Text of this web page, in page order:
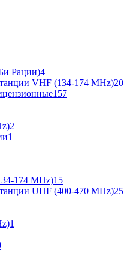
Рации)4
VHF (134-174 MHz)20
157
2
1
174 MHz)15
UHF (400-470 MHz)25
1